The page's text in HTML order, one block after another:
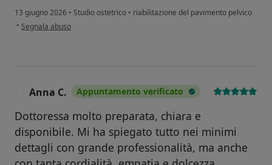
13 giugno 2026 • Studio ostetrico • riabilitazione del pavimento pelvico
• secondo l'opinione dell'utente G.N.
Segnala abuso
Anna C. Appuntamento verificato
Dottoressa molto preparata, chiara e
disponibile. Mi ha spiegato tutto nei minimi
dettagli con grande professionalità, ma anche